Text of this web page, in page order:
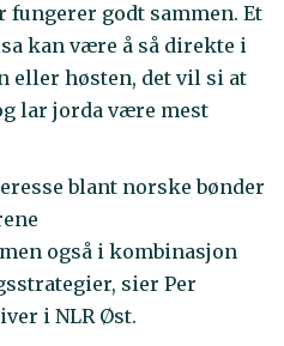
godt sammen. Et
kan være å så direkte i
eller høsten, det vil si at
lar jorda være mest
blant norske bønder
også i kombinasjon
sier Per
i NLR Øst.